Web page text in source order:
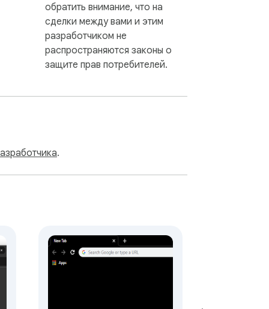
обратить внимание, что на
сделки между вами и этим
разработчиком не
распространяются законы о
защите прав потребителей.
.